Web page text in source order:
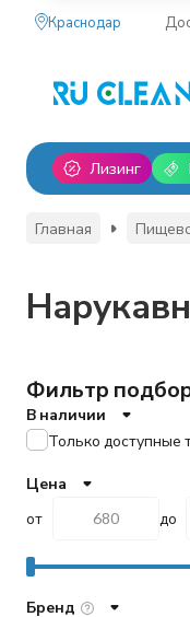
Краснодар
Лизинг
Главная
Фильтр
В наличии
Только доступные
Цена
от
до
Бренд